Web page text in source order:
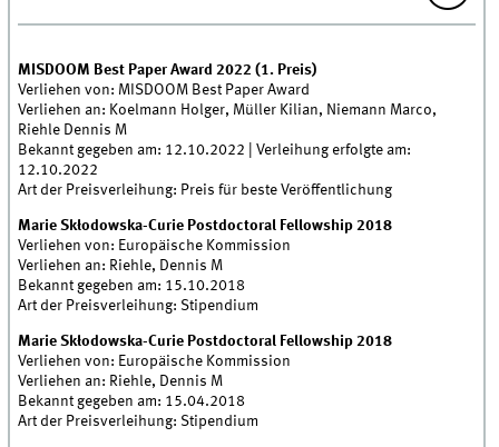
MISDOOM Best Paper Award 2022 (1. Preis)
Verliehen von: MISDOOM Best Paper Award
Verliehen an: Koelmann Holger, Müller Kilian, Niemann Marco,
Riehle Dennis M
Bekannt gegeben am: 12.10.2022 | Verleihung erfolgte am:
12.10.2022
Art der Preisverleihung: Preis für beste Veröffentlichung
Marie Skłodowska-Curie Postdoctoral Fellowship 2018
Verliehen von: Europäische Kommission
Verliehen an: Riehle, Dennis M
Bekannt gegeben am: 15.10.2018
Art der Preisverleihung: Stipendium
Marie Skłodowska-Curie Postdoctoral Fellowship 2018
Verliehen von: Europäische Kommission
Verliehen an: Riehle, Dennis M
Bekannt gegeben am: 15.04.2018
Art der Preisverleihung: Stipendium